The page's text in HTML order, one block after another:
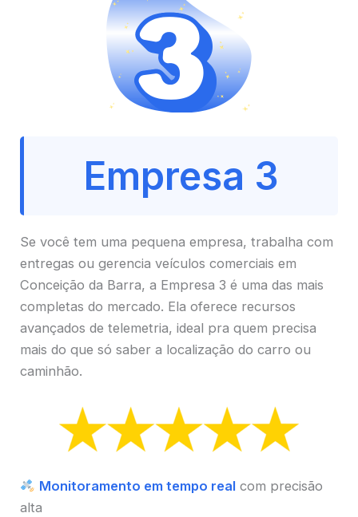
Empresa 3
Se você tem uma pequena empresa, trabalha com
entregas ou gerencia veículos comerciais em
Conceição da Barra, a Empresa 3 é uma das mais
completas do mercado. Ela oferece recursos
avançados de telemetria, ideal pra quem precisa
mais do que só saber a localização do carro ou
caminhão.
Monitoramento em tempo realcom precisão
alta